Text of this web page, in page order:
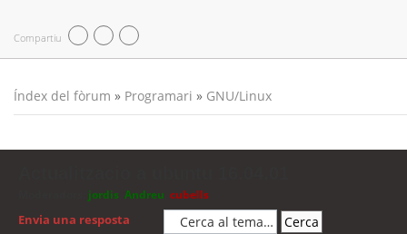
Compartiu
Índex del fòrum » Programari » GNU/Linux
jordis Andreu cubells
Envia una resposta